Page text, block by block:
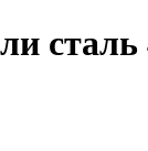
сталь